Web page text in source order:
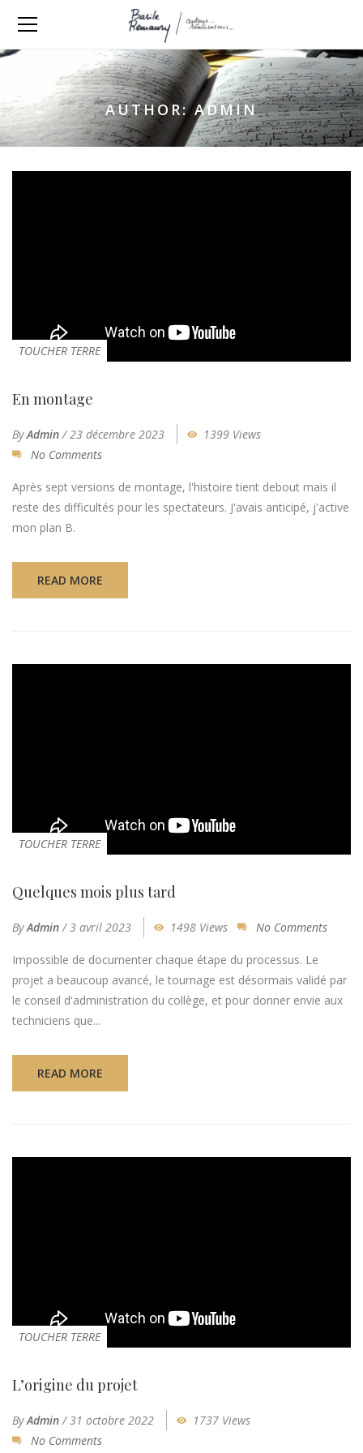
AUTHOR: ADMIN
TOUCHER TERRE
En montage
By Admin /23 décembre 2023
1399 Views
No Comments
Après sept versions de montage, l'histoire tient debout mais il
reste des difficultés pour les spectateurs. J'avais anticipé, j'active
mon plan B.
READ MORE
TOUCHER TERRE
Quelques mois plus tard
By Admin /3 avril 2023 1498 Views No Comments
Impossible de documenter chaque étape du processus. Le
projet a beaucoup avancé, le tournage est désormais validé par
le conseil d'administration du collège, et pour donner envie aux
techniciens que...
READ MORE
TOUCHER TERRE
L’origine du projet
By Admin /31 octobre 2022
1737 Views
No Comments